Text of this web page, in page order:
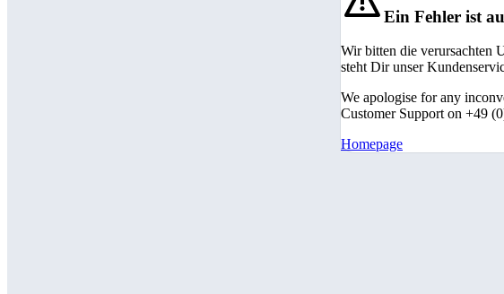
Ein Fehler ist
Wir bitten die verursachten
steht Dir unser
We apologise for any
Customer Support on +49
Homepage